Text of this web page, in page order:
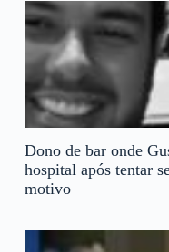
Dono de bar onde
hospital após tentar
motivo